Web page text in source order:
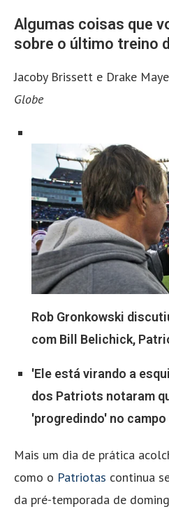
Algumas coisas que
sobre o último treino
Jacoby Brissett e Drake
Globe
Rob Gronkowski
com Bill Belichick,
'Ele está virando a
dos Patriots notaram
'progredindo' no
Mais um dia de prática
como o Patriotas continua
da pré-temporada de